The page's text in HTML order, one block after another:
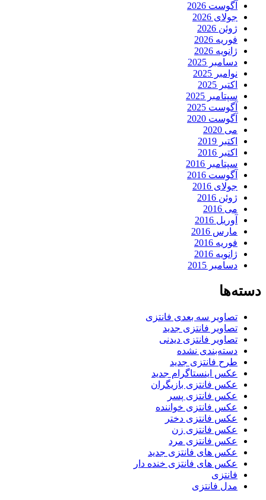
آگوست 2026
جولای 2026
ژوئن 2026
فوریه 2026
ژانویه 2026
دسامبر 2025
نوامبر 2025
اکتبر 2025
سپتامبر 2025
آگوست 2025
آگوست 2020
می 2020
اکتبر 2019
اکتبر 2016
سپتامبر 2016
آگوست 2016
جولای 2016
ژوئن 2016
می 2016
آوریل 2016
مارس 2016
فوریه 2016
ژانویه 2016
دسامبر 2015
دسته‌ها
تصاویر سه بعدی فانتزی
تصاویر فانتزی جدید
تصاویر فانتزی دیدنی
دسته‌بندی نشده
طرح فانتزی جدید
عکس اینستاگرام جدید
عکس فانتزی بازیگران
عکس فانتزی پسر
عکس فانتزی خواننده
عکس فانتزی دختر
عکس فانتزی زن
عکس فانتزی مرد
عکس های فانتزی جدید
عکس های فانتزی خنده دار
فانتزی
مدل فانتزی